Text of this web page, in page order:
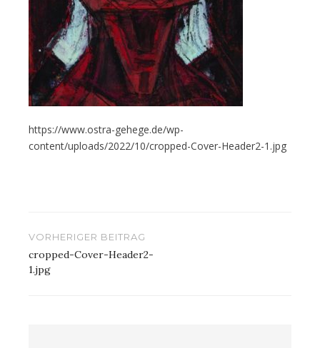
https://www.ostra-gehege.de/wp-
content/uploads/2022/10/cropped-Cover-Header2-1.jpg
Beitragsnavigation
VORHERIGER BEITRAG
cropped-Cover-Header2-
1.jpg